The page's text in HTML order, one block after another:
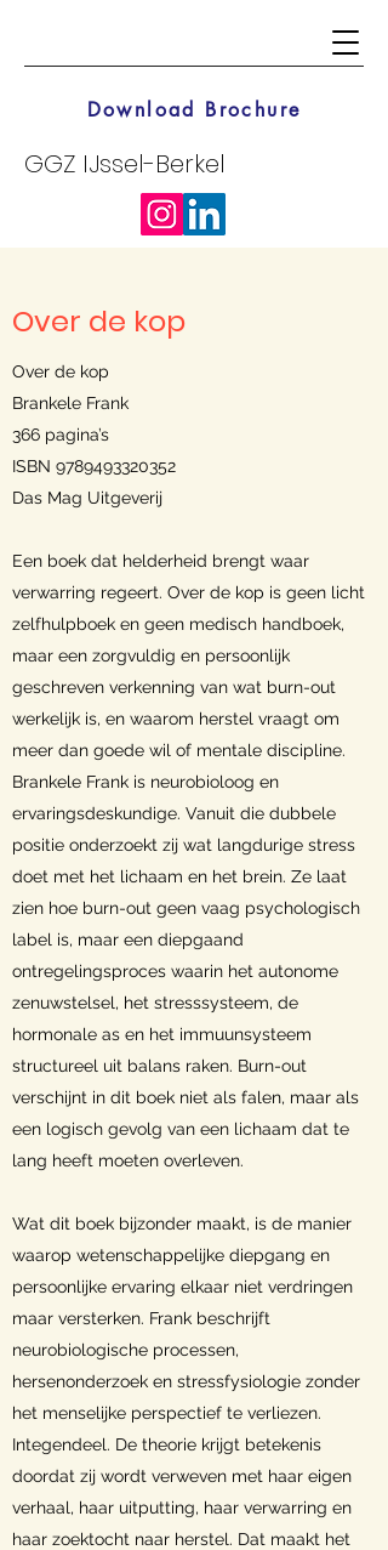
GGZ IJssel-Berkel
Download Brochure
Over de kop
Over de kop
Brankele Frank
366 pagina’s
ISBN 9789493320352
Das Mag Uitgeverij
Een boek dat helderheid brengt waar
verwarring regeert. Over de kop is geen licht
zelfhulpboek en geen medisch handboek,
maar een zorgvuldig en persoonlijk
geschreven verkenning van wat burn-out
werkelijk is, en waarom herstel vraagt om
meer dan goede wil of mentale discipline.
Brankele Frank is neurobioloog en
ervaringsdeskundige. Vanuit die dubbele
positie onderzoekt zij wat langdurige stress
doet met het lichaam en het brein. Ze laat
zien hoe burn-out geen vaag psychologisch
label is, maar een diepgaand
ontregelingsproces waarin het autonome
zenuwstelsel, het stresssysteem, de
hormonale as en het immuunsysteem
structureel uit balans raken. Burn-out
verschijnt in dit boek niet als falen, maar als
een logisch gevolg van een lichaam dat te
lang heeft moeten overleven.
Wat dit boek bijzonder maakt, is de manier
waarop wetenschappelijke diepgang en
persoonlijke ervaring elkaar niet verdringen
maar versterken. Frank beschrijft
neurobiologische processen,
hersenonderzoek en stressfysiologie zonder
het menselijke perspectief te verliezen.
Integendeel. De theorie krijgt betekenis
doordat zij wordt verweven met haar eigen
verhaal, haar uitputting, haar verwarring en
haar zoektocht naar herstel. Dat maakt het